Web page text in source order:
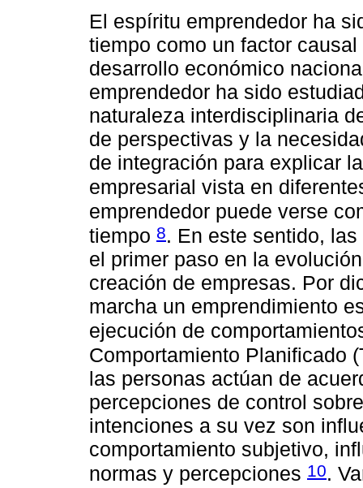
El espíritu emprendedor ha
tiempo como un factor
desarrollo económico
emprendedor ha sido
naturaleza interdisciplinaria
de perspectivas y la
de integración para explicar
empresarial vista en
emprendedor puede verse
tiempo 8. En este sentido,
el primer paso en la
creación de empresas. Por
marcha un emprendimiento
ejecución de
Comportamiento Planificado
las personas actúan de
percepciones de control
intenciones a su vez son
comportamiento subjetivo,
normas y percepciones 10.